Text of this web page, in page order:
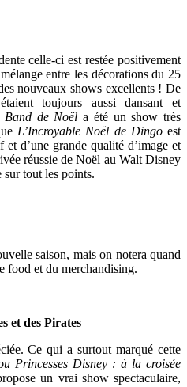
celle-ci est restée positivement
entre les décorations du 25
nouveaux shows excellents ! De
toujours aussi dansant et
de Noël a été un show très
L’Incroyable Noël de Dingoest
d’une grande qualité d’image et
réussie de Noël au Walt Disney
sur tout les points.
saison, mais on notera quand
food et du merchandising.
et des Pirates
Ce qui a surtout marqué cette
Princesses Disney : à la croisée
un vrai show spectaculaire,